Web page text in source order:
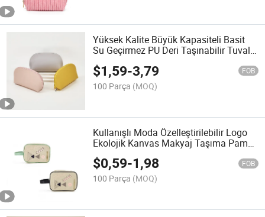
Yüksek Kalite Büyük Kapasiteli Basit
Su Geçirmez PU Deri Taşınabilir Tuvalet
Çantası
$1,59-3,79 FOB
100 Parça (MOQ)
Kullanışlı Moda Özelleştirilebilir Logo
Ekolojik Kanvas Makyaj Taşıma Pamuk
Kozmetik Çantası
$0,59-1,98 FOB
100 Parça (MOQ)